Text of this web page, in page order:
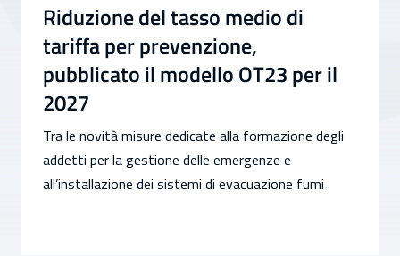
Riduzione del tasso medio di
tariffa per prevenzione,
pubblicato il modello OT23 per il
2027
Tra le novità misure dedicate alla formazione degli
addetti per la gestione delle emergenze e
all’installazione dei sistemi di evacuazione fumi